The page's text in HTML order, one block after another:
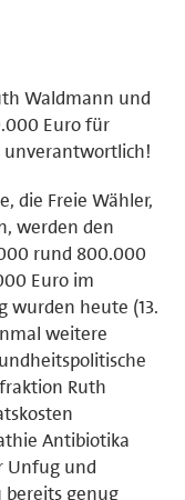
Waldmann und
Euro für
unverantwortlich!
die Freie Wähler,
werden den
rund 800.000
Euro im
wurden heute (13.
weitere
Ruth
Antibiotika
Unfug und
bereits genug